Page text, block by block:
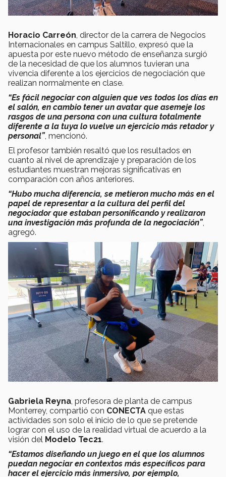
Horacio Carreón, director de la carrera de Negocios
Internacionales en campus Saltillo, expresó que la
apuesta por este nuevo método de enseñanza surgió
de la necesidad de que los alumnos tuvieran una
vivencia diferente a los ejercicios de negociación que
realizan normalmente en clase.
“Es fácil negociar con alguien que ves todos los días en
el salón, en cambio tener un avatar que asemeje los
rasgos de una persona con una cultura totalmente
diferente a la tuya lo vuelve un ejercicio más retador y
personal”, mencionó.
El profesor también resaltó que los resultados en
cuanto al nivel de aprendizaje y preparación de los
estudiantes muestran mejoras significativas en
comparación con años anteriores.
“Hubo mucha diferencia, se metieron mucho más en el
papel de representar a la cultura del perfil del
negociador que estaban personificando y realizaron
una investigación más profunda de la negociación”,
agregó.
Gabriela Reyna, profesora de planta de campus
Monterrey, compartió con CONECTA que estas
actividades son solo el inicio de lo que se pretende
lograr con el uso de la realidad virtual de acuerdo a la
visión del Modelo Tec21.
“Estamos diseñando un juego en el que los alumnos
puedan negociar en contextos más específicos para
hacer el ejercicio más inmersivo, por ejemplo,